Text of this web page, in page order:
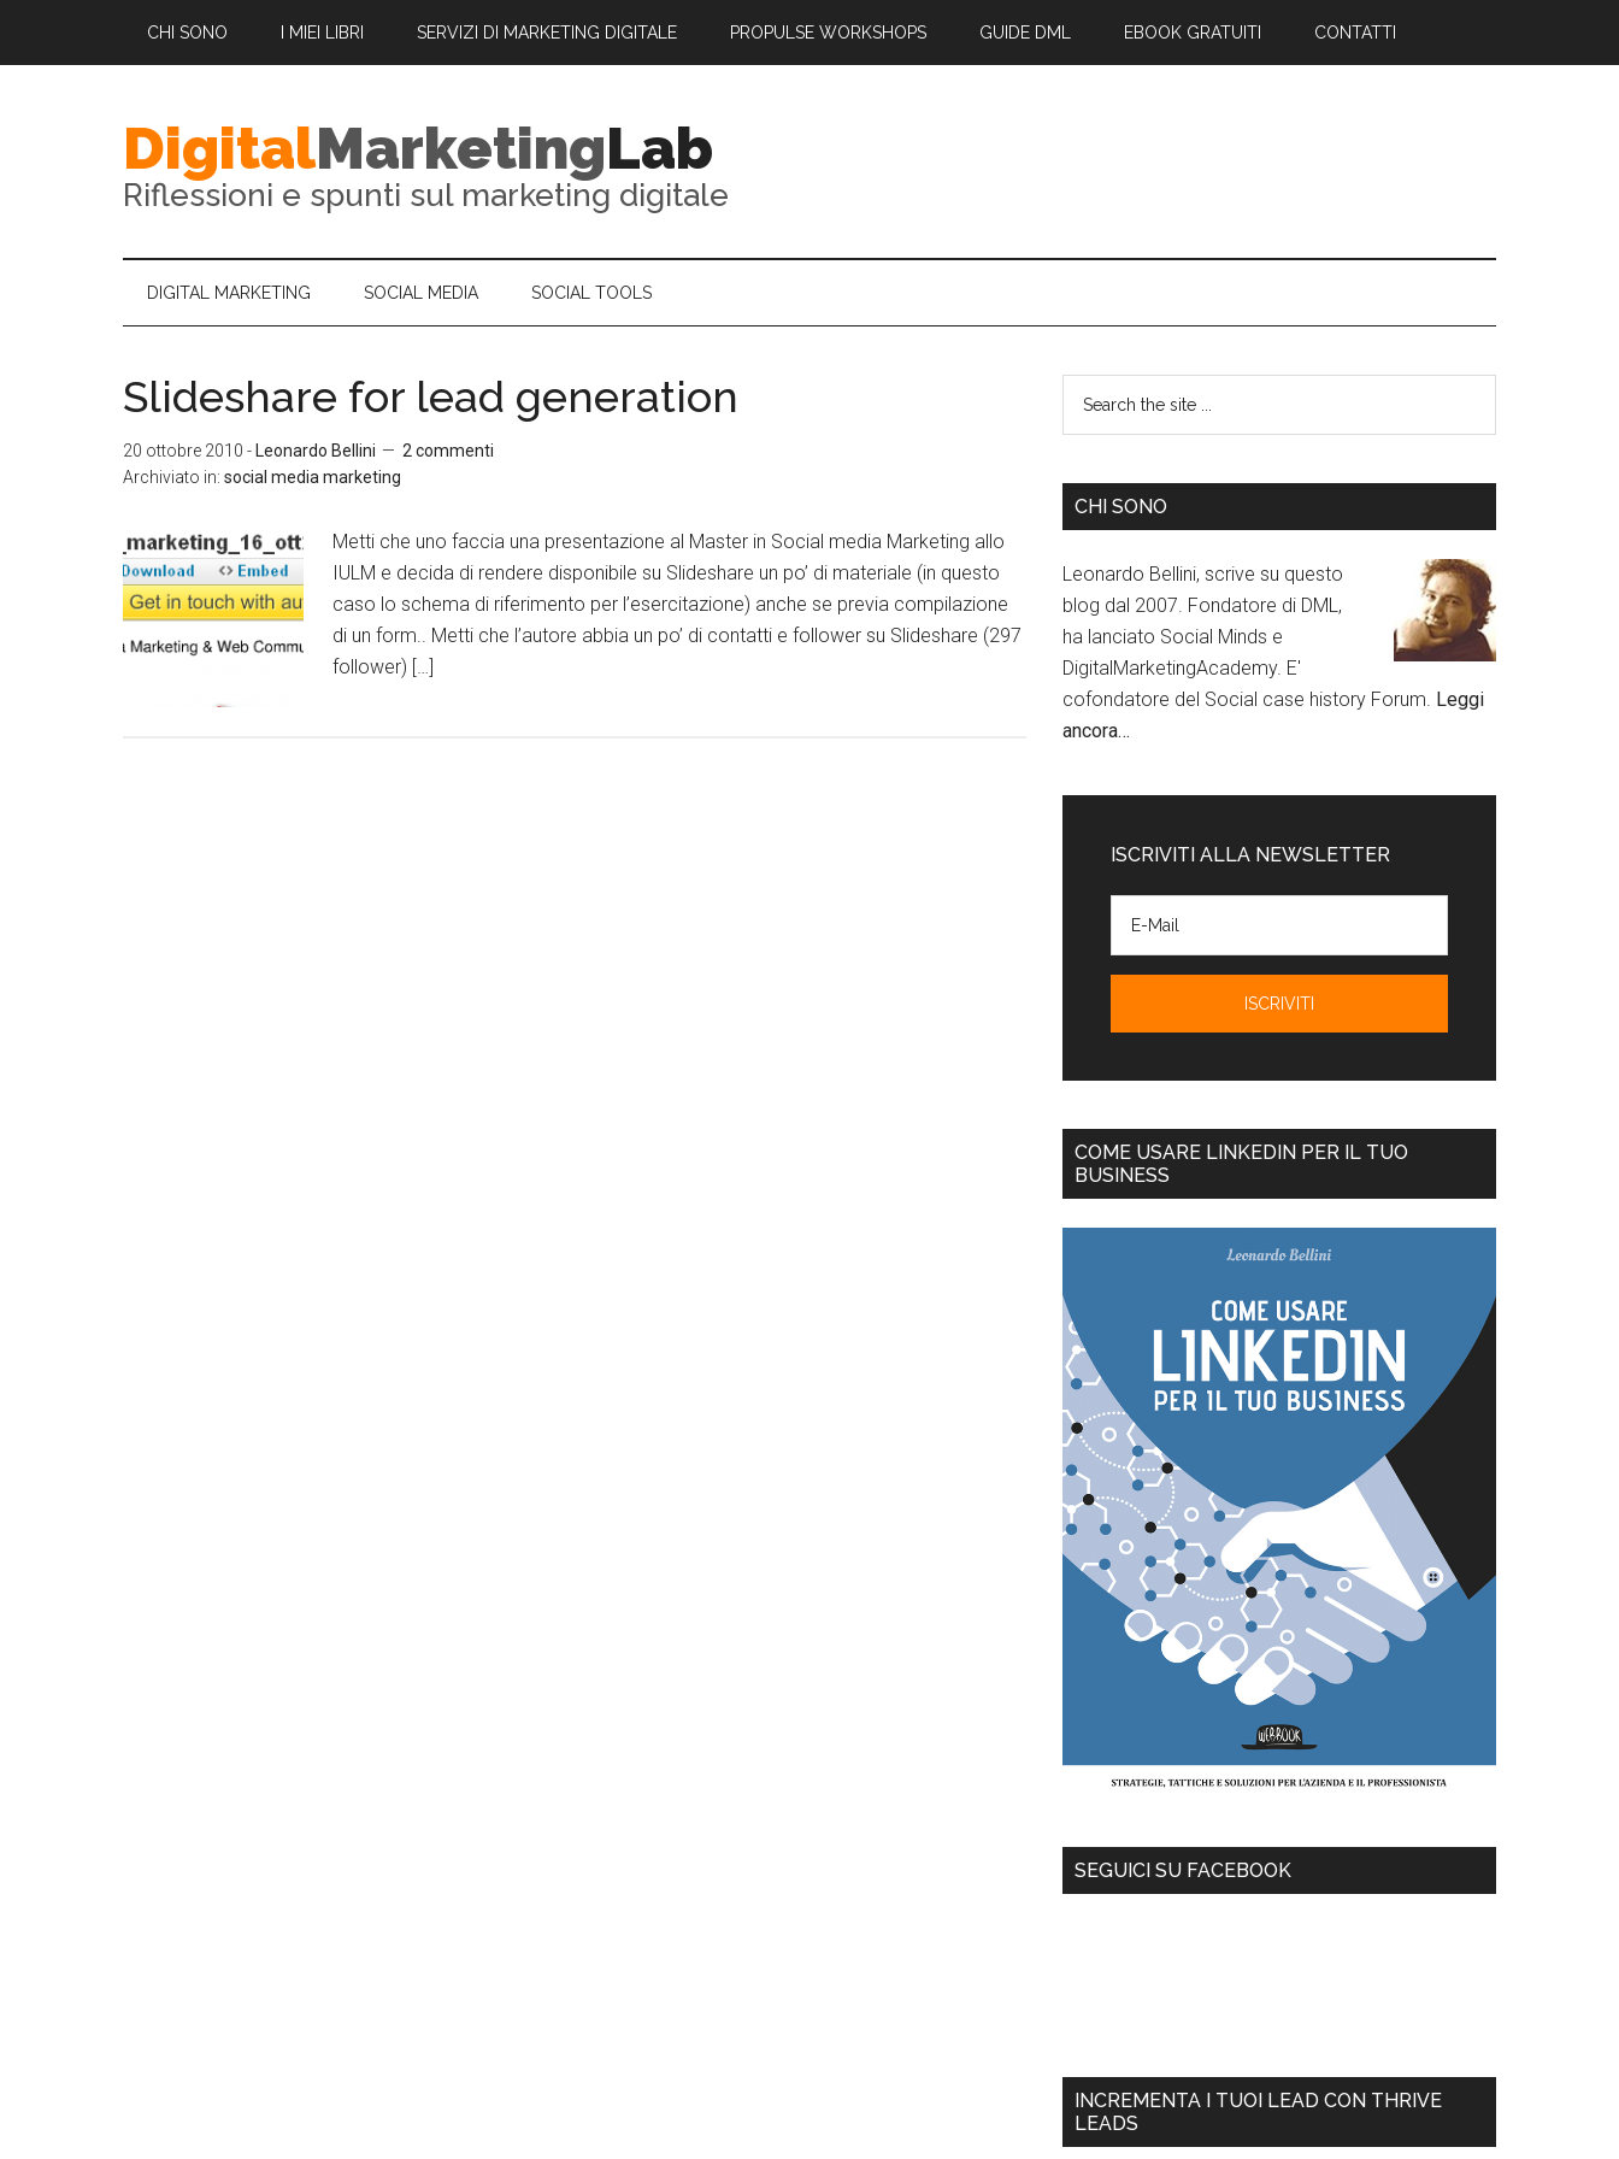
CHI SONO I MIEI LIBRI SERVIZI DI MARKETING DIGITALE PROPULSE WORKSHOPS GUIDE DML EBOOK GRATUITI CONTATTI
DigitalMarketingLab
Riflessioni e spunti sul marketing digitale
DIGITAL MARKETING SOCIAL MEDIA SOCIAL TOOLS
Slideshare for lead generation
20 ottobre 2010 - Leonardo Bellini
2 commenti
Archiviato in: social media marketing
Metti che uno faccia una presentazione al Master in Social media Marketing allo
IULM e decida di rendere disponibile su Slideshare un po’ di materiale (in questo
caso lo schema di riferimento per l’esercitazione) anche se previa compilazione
di un form.. Metti che l’autore abbia un po’ di contatti e follower su Slideshare (297
follower) […]
CHI SONO
Leonardo Bellini, scrive su questo
blog dal 2007. Fondatore di DML,
ha lanciato Social Minds e
DigitalMarketingAcademy. E'
cofondatore del Social case history Forum. Leggi
ancora…
ISCRIVITI ALLA NEWSLETTER
COME USARE LINKEDIN PER IL TUO
BUSINESS
SEGUICI SU FACEBOOK
INCREMENTA I TUOI LEAD CON THRIVE
LEADS